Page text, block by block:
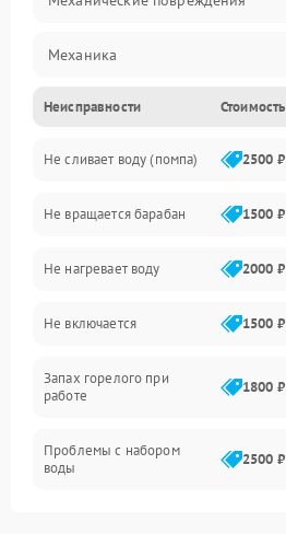
Механика
Электропитание
Водоснабжение
Слив
Программное обеспечение
Неисправности Стоимость
Не сливает воду (помпа) 2500 ₽
Не вращается барабан 1500 ₽
Не нагревает воду 2000 ₽
Не включается 1500 ₽
Запах горелого при
работе
1800 ₽
Проблемы с набором
воды
2500 ₽